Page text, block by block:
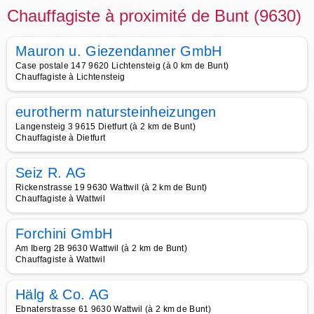
Chauffagiste à proximité de Bunt (9630)
Mauron u. Giezendanner GmbH
Case postale 147 9620 Lichtensteig (à 0 km de Bunt)
Chauffagiste à Lichtensteig
eurotherm natursteinheizungen
Langensteig 3 9615 Dietfurt (à 2 km de Bunt)
Chauffagiste à Dietfurt
Seiz R. AG
Rickenstrasse 19 9630 Wattwil (à 2 km de Bunt)
Chauffagiste à Wattwil
Forchini GmbH
Am Iberg 2B 9630 Wattwil (à 2 km de Bunt)
Chauffagiste à Wattwil
Hälg & Co. AG
Ebnaterstrasse 61 9630 Wattwil (à 2 km de Bunt)